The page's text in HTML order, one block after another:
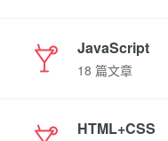
JavaScript
18 篇文章
HTML+CSS